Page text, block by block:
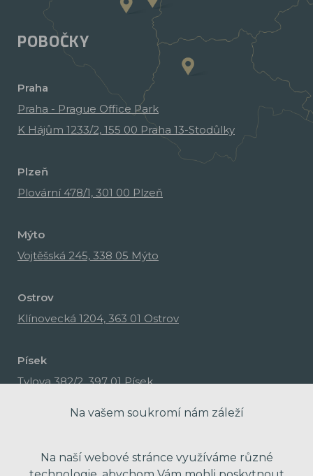
POBOČKY
Praha
Praha - Prague Office Park
K Hájům 1233/2, 155 00 Praha 13-Stodůlky
Plzeň
Plovární 478/1, 301 00 Plzeň
Mýto
Vojtěšská 245, 338 05 Mýto
Ostrov
Klínovecká 1204, 363 01 Ostrov
Písek
Tylova 382/2, 397 01 Písek
Na vašem soukromí nám záleží
Na naší webové stránce využíváme různé